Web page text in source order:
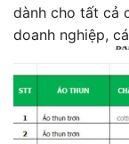
dành cho tất cả
doanh nghiệp,